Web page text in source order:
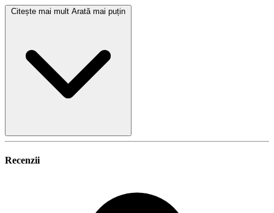
Citește mai mult Arată mai puțin
Recenzii